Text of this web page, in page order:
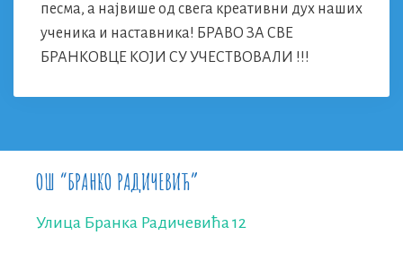
песма, а највише од свега креативни дух наших
ученика и наставника! БРАВО ЗА СВЕ
БРАНКОВЦЕ КОЈИ СУ УЧЕСТВОВАЛИ !!!
ОШ “БРАНКО РАДИЧЕВИЋ”
Улица Бранка Радичевића 12